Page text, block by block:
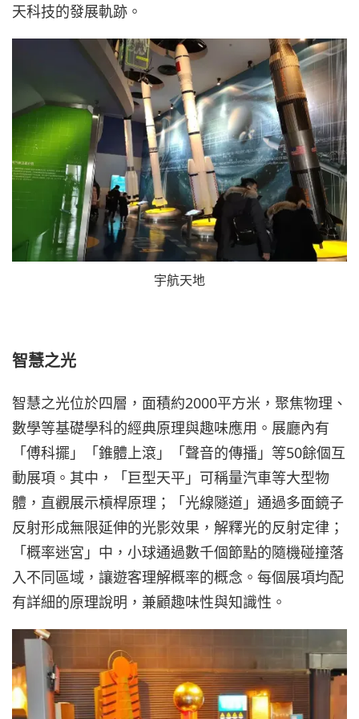
天科技的發展軌跡。
宇航天地
智慧之光
智慧之光位於四層，面積約2000平方米，聚焦物理、
數學等基礎學科的經典原理與趣味應用。展廳內有
「傅科擺」「錐體上滾」「聲音的傳播」等50餘個互
動展項。其中，「巨型天平」可稱量汽車等大型物
體，直觀展示槓桿原理；「光線隧道」通過多面鏡子
反射形成無限延伸的光影效果，解釋光的反射定律；
「概率迷宮」中，小球通過數千個節點的隨機碰撞落
入不同區域，讓遊客理解概率的概念。每個展項均配
有詳細的原理說明，兼顧趣味性與知識性。